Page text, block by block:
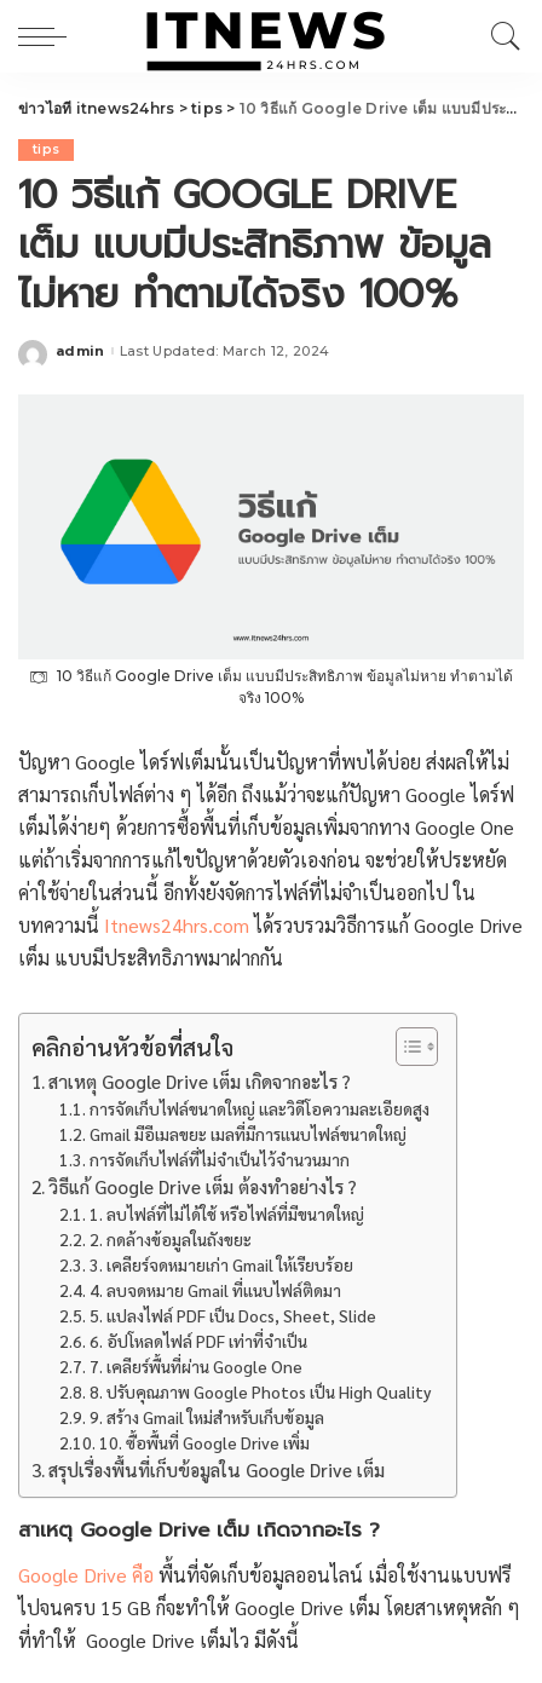
ข่าวไอที itnews24hrs >tips > 10 วิธีแก้ Google Drive เต็ม แบบมีประสิทธิภาพ ข้อมูลไม่หาย ทำตามได้จริง 100%
tips
10 วิธีแก้ GOOGLE DRIVE
เต็ม แบบมีประสิทธิภาพ ข้อมูล
ไม่หาย ทำตามได้จริง 100%
Posted
admin Last Updated: March 12, 2024
10 วิธีแก้ Google Drive เต็ม แบบมีประสิทธิภาพ ข้อมูลไม่หาย ทำตามได้
จริง 100%
ปัญหา Google ไดร์ฟเต็มนั้นเป็นปัญหาที่พบได้บ่อย ส่งผลให้ไม่
สามารถเก็บไฟล์ต่าง ๆ ได้อีก ถึงแม้ว่าจะแก้ปัญหา Google ไดร์ฟ
เต็มได้ง่ายๆ ด้วยการซื้อพื้นที่เก็บข้อมูลเพิ่มจากทาง Google One
แต่ถ้าเริ่มจากการแก้ไขปัญหาด้วยตัวเองก่อน จะช่วยให้ประหยัด
ค่าใช้จ่ายในส่วนนี้ อีกทั้งยังจัดการไฟล์ที่ไม่จำเป็นออกไป ใน
บทความนี้ Itnews24hrs.comได้รวบรวมวิธีการแก้ Google Drive
เต็ม แบบมีประสิทธิภาพมาฝากกัน
คลิกอ่านหัวข้อที่สนใจ
สาเหตุ Google Drive เต็ม เกิดจากอะไร ?
การจัดเก็บไฟล์ขนาดใหญ่ และวิดีโอความละเอียดสูง
Gmail มีอีเมลขยะ เมลที่มีการแนบไฟล์ขนาดใหญ่
การจัดเก็บไฟล์ที่ไม่จำเป็นไว้จำนวนมาก
วิธีแก้ Google Drive เต็ม ต้องทำอย่างไร ?
1. ลบไฟล์ที่ไม่ได้ใช้ หรือไฟล์ที่มีขนาดใหญ่
2. กดล้างข้อมูลในถังขยะ
3. เคลียร์จดหมายเก่า Gmail ให้เรียบร้อย
4. ลบจดหมาย Gmail ที่แนบไฟล์ติดมา
5. แปลงไฟล์ PDF เป็น Docs, Sheet, Slide
6. อัปโหลดไฟล์ PDF เท่าที่จำเป็น
7. เคลียร์พื้นที่ผ่าน Google One
8. ปรับคุณภาพ Google Photos เป็น High Quality
9. สร้าง Gmail ใหม่สำหรับเก็บข้อมูล
10. ซื้อพื้นที่ Google Drive เพิ่ม
สรุปเรื่องพื้นที่เก็บข้อมูลใน Google Drive เต็ม
สาเหตุ Google Drive เต็ม เกิดจากอะไร ?
Google Drive คือ พื้นที่จัดเก็บข้อมูลออนไลน์ เมื่อใช้งานแบบฟรี
ไปจนครบ 15 GB ก็จะทำให้ Google Drive เต็ม โดยสาเหตุหลัก ๆ
ที่ทำให้ Google Drive เต็มไว มีดังนี้